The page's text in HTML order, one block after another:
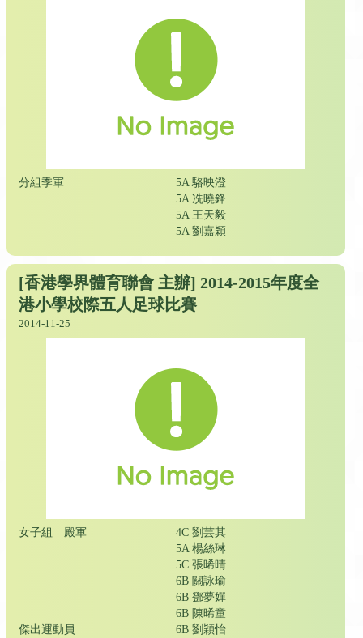
分組季軍
5A 駱映澄
5A 冼曉鋒
5A 王天毅
5A 劉嘉穎
[香港學界體育聯會 主辦] 2014-2015年度全
港小學校際五人足球比賽
2014-11-25
女子組 殿軍
傑出運動員
4C 劉芸其
5A 楊絲琳
5C 張晞晴
6B 關詠瑜
6B 鄧夢嬋
6B 陳晞童
6B 劉穎怡